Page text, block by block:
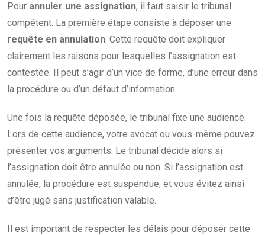
Pour annuler une assignation, il faut saisir le tribunal
compétent. La première étape consiste à déposer une
requête en annulation. Cette requête doit expliquer
clairement les raisons pour lesquelles l’assignation est
contestée. Il peut s’agir d’un vice de forme, d’une erreur dans
la procédure ou d’un défaut d’information.
Une fois la requête déposée, le tribunal fixe une audience.
Lors de cette audience, votre avocat ou vous-même pouvez
présenter vos arguments. Le tribunal décide alors si
l’assignation doit être annulée ou non. Si l’assignation est
annulée, la procédure est suspendue, et vous évitez ainsi
d’être jugé sans justification valable.
Il est important de respecter les délais pour déposer cette